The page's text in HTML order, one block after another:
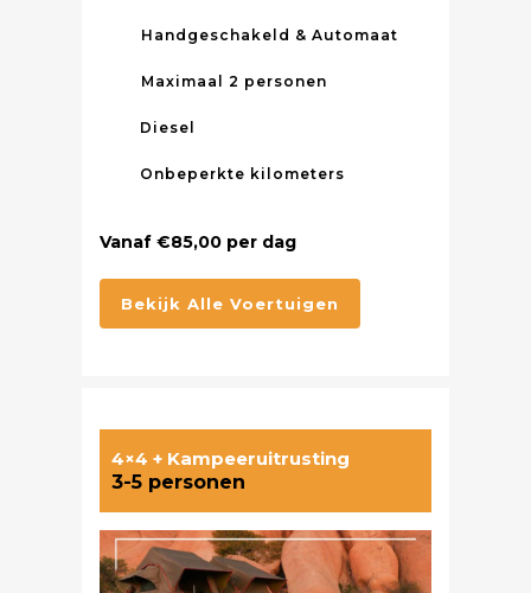
Handgeschakeld & Automaat
Maximaal 2 personen
Diesel
Onbeperkte kilometers
Vanaf €85,00 per dag
Bekijk Alle Voertuigen
4×4 + Kampeeruitrusting
3-5 personen